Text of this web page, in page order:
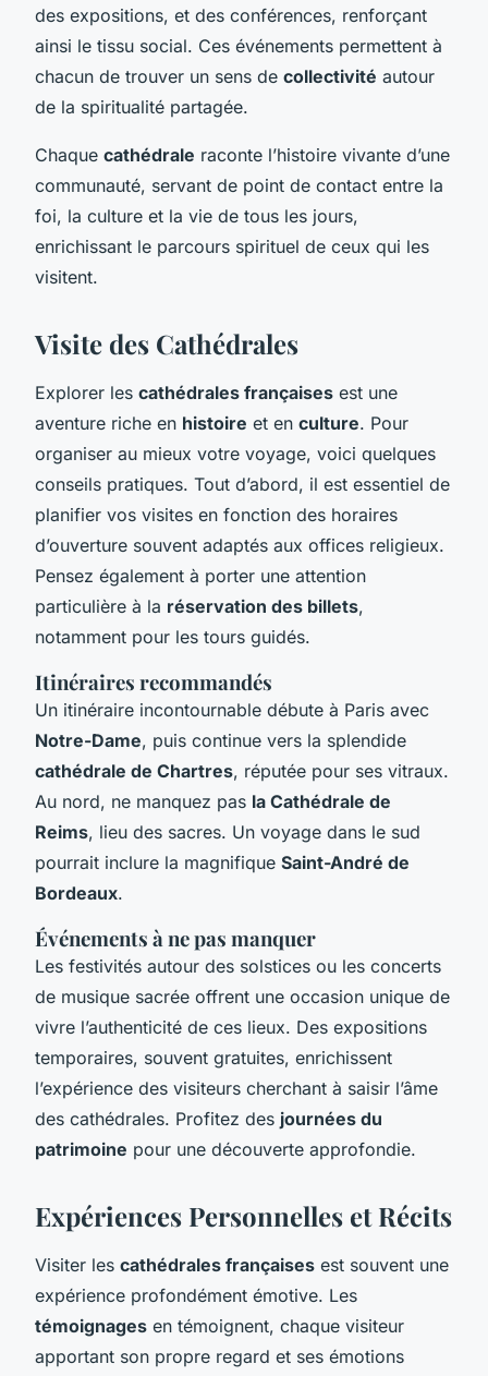
des expositions, et des conférences, renforçant
ainsi le tissu social. Ces événements permettent à
chacun de trouver un sens de collectivité autour
de la spiritualité partagée.
Chaque cathédrale raconte l’histoire vivante d’une
communauté, servant de point de contact entre la
foi, la culture et la vie de tous les jours,
enrichissant le parcours spirituel de ceux qui les
visitent.
Visite des Cathédrales
Explorer les cathédrales françaises est une
aventure riche en histoire et en culture. Pour
organiser au mieux votre voyage, voici quelques
conseils pratiques. Tout d’abord, il est essentiel de
planifier vos visites en fonction des horaires
d’ouverture souvent adaptés aux offices religieux.
Pensez également à porter une attention
particulière à la réservation des billets,
notamment pour les tours guidés.
Itinéraires recommandés
Un itinéraire incontournable débute à Paris avec
Notre-Dame, puis continue vers la splendide
cathédrale de Chartres, réputée pour ses vitraux.
Au nord, ne manquez pas la Cathédrale de
Reims, lieu des sacres. Un voyage dans le sud
pourrait inclure la magnifique Saint-André de
Bordeaux.
Événements à ne pas manquer
Les festivités autour des solstices ou les concerts
de musique sacrée offrent une occasion unique de
vivre l’authenticité de ces lieux. Des expositions
temporaires, souvent gratuites, enrichissent
l’expérience des visiteurs cherchant à saisir l’âme
des cathédrales. Profitez des journées du
patrimoine pour une découverte approfondie.
Expériences Personnelles et Récits
Visiter les cathédrales françaises est souvent une
expérience profondément émotive. Les
témoignages en témoignent, chaque visiteur
apportant son propre regard et ses émotions